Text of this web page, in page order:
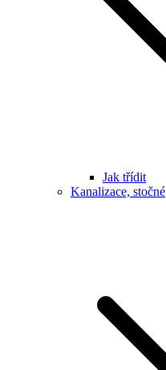
Jak třídit
Kanalizace, stočné